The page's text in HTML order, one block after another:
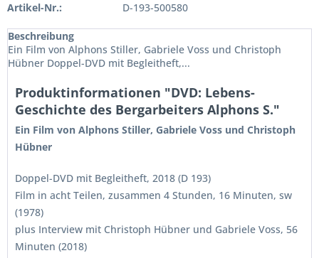
Artikel-Nr.: D-193-500580
Beschreibung
Ein Film von Alphons Stiller, Gabriele Voss und Christoph
Hübner Doppel-DVD mit Begleitheft,...
Produktinformationen "DVD: Lebens-
Geschichte des Bergarbeiters Alphons S."
Ein Film von Alphons Stiller, Gabriele Voss und Christoph
Hübner
Doppel-DVD mit Begleitheft, 2018 (D 193)
Film in acht Teilen, zusammen 4 Stunden, 16 Minuten, sw
(1978)
plus Interview mit Christoph Hübner und Gabriele Voss, 56
Minuten (2018)